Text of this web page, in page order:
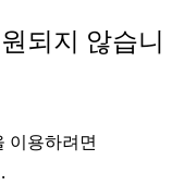
되지 않습니
이용하려면